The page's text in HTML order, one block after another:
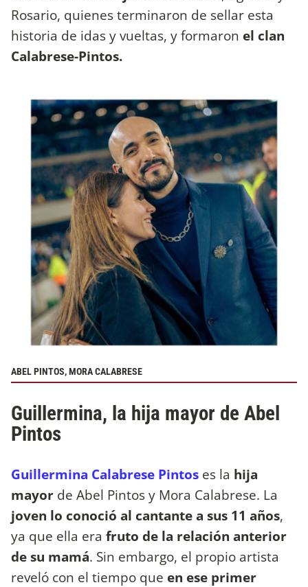
Rosario, quienes terminaron de sellar esta
historia de idas y vueltas, y formaron el clan
Calabrese-Pintos.
ABEL PINTOS, MORA CALABRESE
Guillermina, la hija mayor de Abel
Pintos
Guillermina Calabrese Pintos es la hija
mayor de Abel Pintos y Mora Calabrese. La
joven lo conoció al cantante a sus 11 años,
ya que ella era fruto de la relación anterior
de su mamá. Sin embargo, el propio artista
reveló con el tiempo que en ese primer